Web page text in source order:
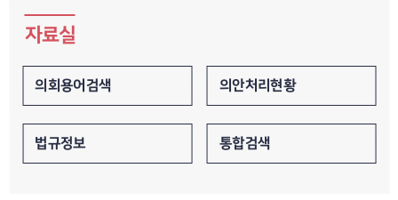
자료실
의회용어검색 의안처리현황
법규정보 통합검색